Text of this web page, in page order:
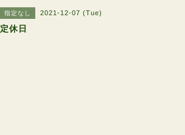
指定なし 2021-12-07 (Tue)
定休日